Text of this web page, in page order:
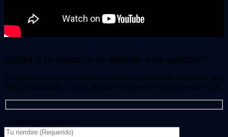
¿Estas interesado/a en alquilar esta película?
Si quieres saber si la película que deseas alquilar está disponible, por
favor, contáctanos. Luego, podrás recogerla en nuestra tienda física.
Tu nombre (Requerido)